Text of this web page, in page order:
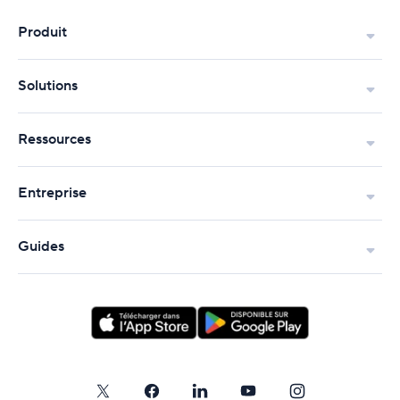
Produit
Solutions
Ressources
Entreprise
Guides